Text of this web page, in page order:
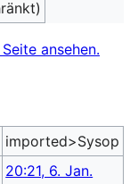
ansehen.
imported>Sysop
20:21, 6. Jan.